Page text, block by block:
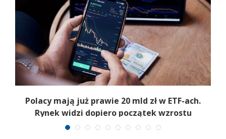
Polacy mają już prawie 20 mld zł w ETF-ach.
Rynek widzi dopiero początek wzrostu